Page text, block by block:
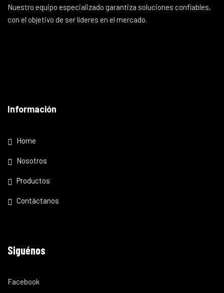
Nuestro equipo especializado garantiza soluciones confiables,
con el objetivo de ser líderes en el mercado.
Información
Home
Nosotros
Productos
Contáctanos
Siguénos
Facebook